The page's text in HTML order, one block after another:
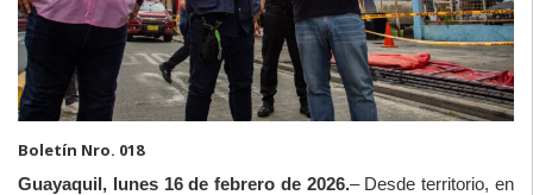
Boletín Nro. 018
Guayaquil, lunes 16 de febrero de 2026.– Desde territorio, en